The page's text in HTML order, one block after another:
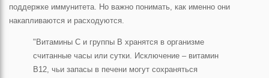
поддержке иммунитета. Но важно понимать, как именно они
накапливаются и расходуются.
"Витамины С и группы В хранятся в организме
считанные часы или сутки. Исключение – витамин
В12, чьи запасы в печени могут сохраняться